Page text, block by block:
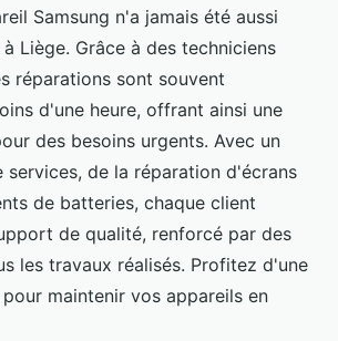
Samsung n'a jamais été aussi
Liège. Grâce à des techniciens
réparations sont souvent
d'une heure, offrant ainsi une
des besoins urgents. Avec un
services, de la réparation d'écrans
de batteries, chaque client
de qualité, renforcé par des
les travaux réalisés. Profitez d'une
maintenir vos appareils en